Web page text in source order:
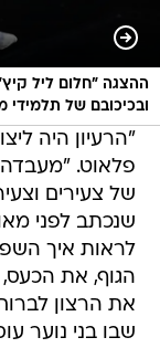
ההצגה "חלום ליל
ובכיכובם של תלמידי
"הרעיון היה
פלאוט. "מעבדה
של צעירים
שנכתב לפני
לראות איך
הגוף, את
את הרצון
שבו בני נוער